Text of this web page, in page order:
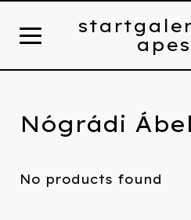
Nógrádi Ábel
No products found